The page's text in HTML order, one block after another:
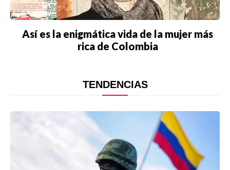
Así es la enigmática vida de la mujer más
rica de Colombia
TENDENCIAS